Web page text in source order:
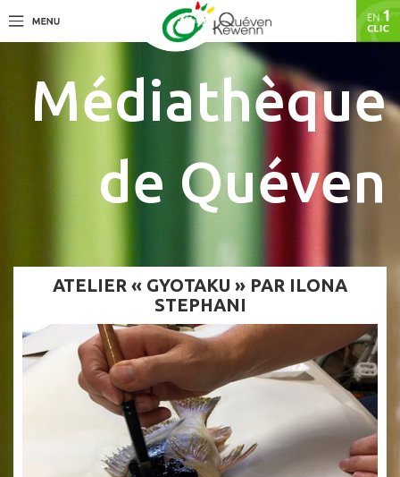
Médiathèque
de Quéven
ATELIER « GYOTAKU » PAR ILONA
STEPHANI